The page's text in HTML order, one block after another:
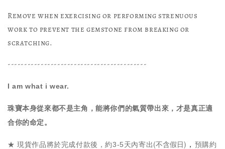
Remove when exercising or performing strenuous
work to prevent the gemstone from breaking or
scratching.
------------------------------------------
I am what i wear.
珠寶本身從來都不是主角，能將你們的氣質帶出來，才是真正適
合你的命定。
★ 現貨作品將於完成付款後，約3-5天內寄出(不含假日) ， 預購約